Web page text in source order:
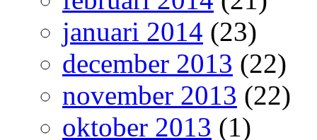
januari 2014 (23)
december 2013 (22)
november 2013 (22)
oktober 2013 (1)